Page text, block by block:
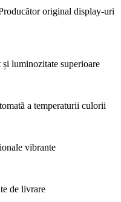
original display-uri
luminozitate superioare
a temperaturii culorii
vibrante
de livrare